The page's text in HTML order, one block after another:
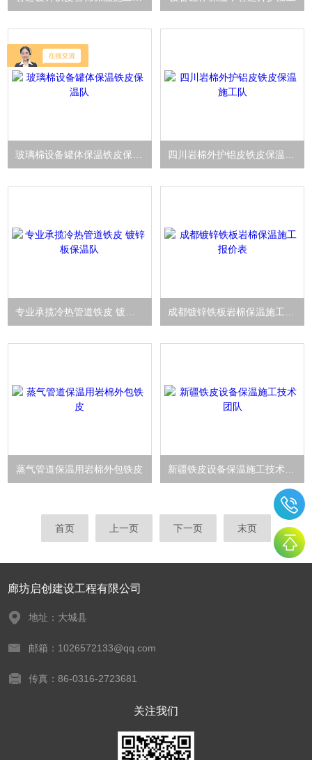
蒸气管道保温用岩棉外包铁皮 新疆铁皮设备保温施工技术团队
首页 上一页 下一页 末页
廊坊启创建设工程有限公司
地址：大城县
邮箱：1026572133@qq.com
传真：86-0316-2723681
关注我们